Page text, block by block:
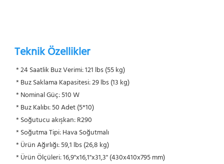
Teknik Özellikler
* 24 Saatlik Buz Verimi: 121 lbs (55 kg)
* Buz Saklama Kapasitesi: 29 lbs (13 kg)
* Nominal Güç: 510 W
* Buz Kalıbı: 50 Adet (5*10)
* Soğutucu akışkan: R290
* Soğutma Tipi: Hava Soğutmalı
* Ürün Ağırlığı: 59,1 lbs (26,8 kg)
* Ürün Ölçüleri: 16,9"x16,1"x31,3" (430x410x795 mm)